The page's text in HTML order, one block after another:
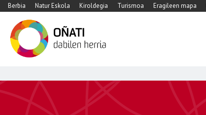
Berbia Natur Eskola Kiroldegia Turismoa Eragileen mapa